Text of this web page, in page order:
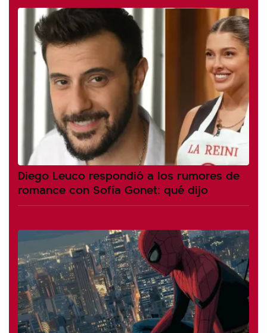
Diego Leuco respondió a los rumores de
romance con Sofía Gonet: qué dijo